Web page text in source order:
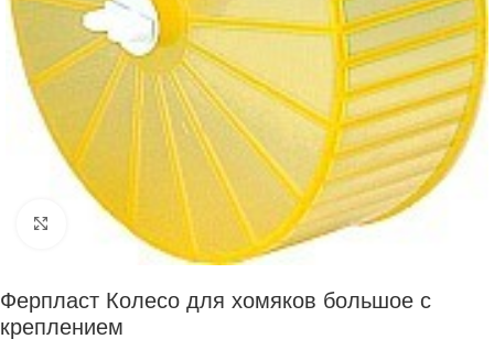
Нажмите, чтобы увеличить
Ферпласт Колесо для хомяков большое с
креплением